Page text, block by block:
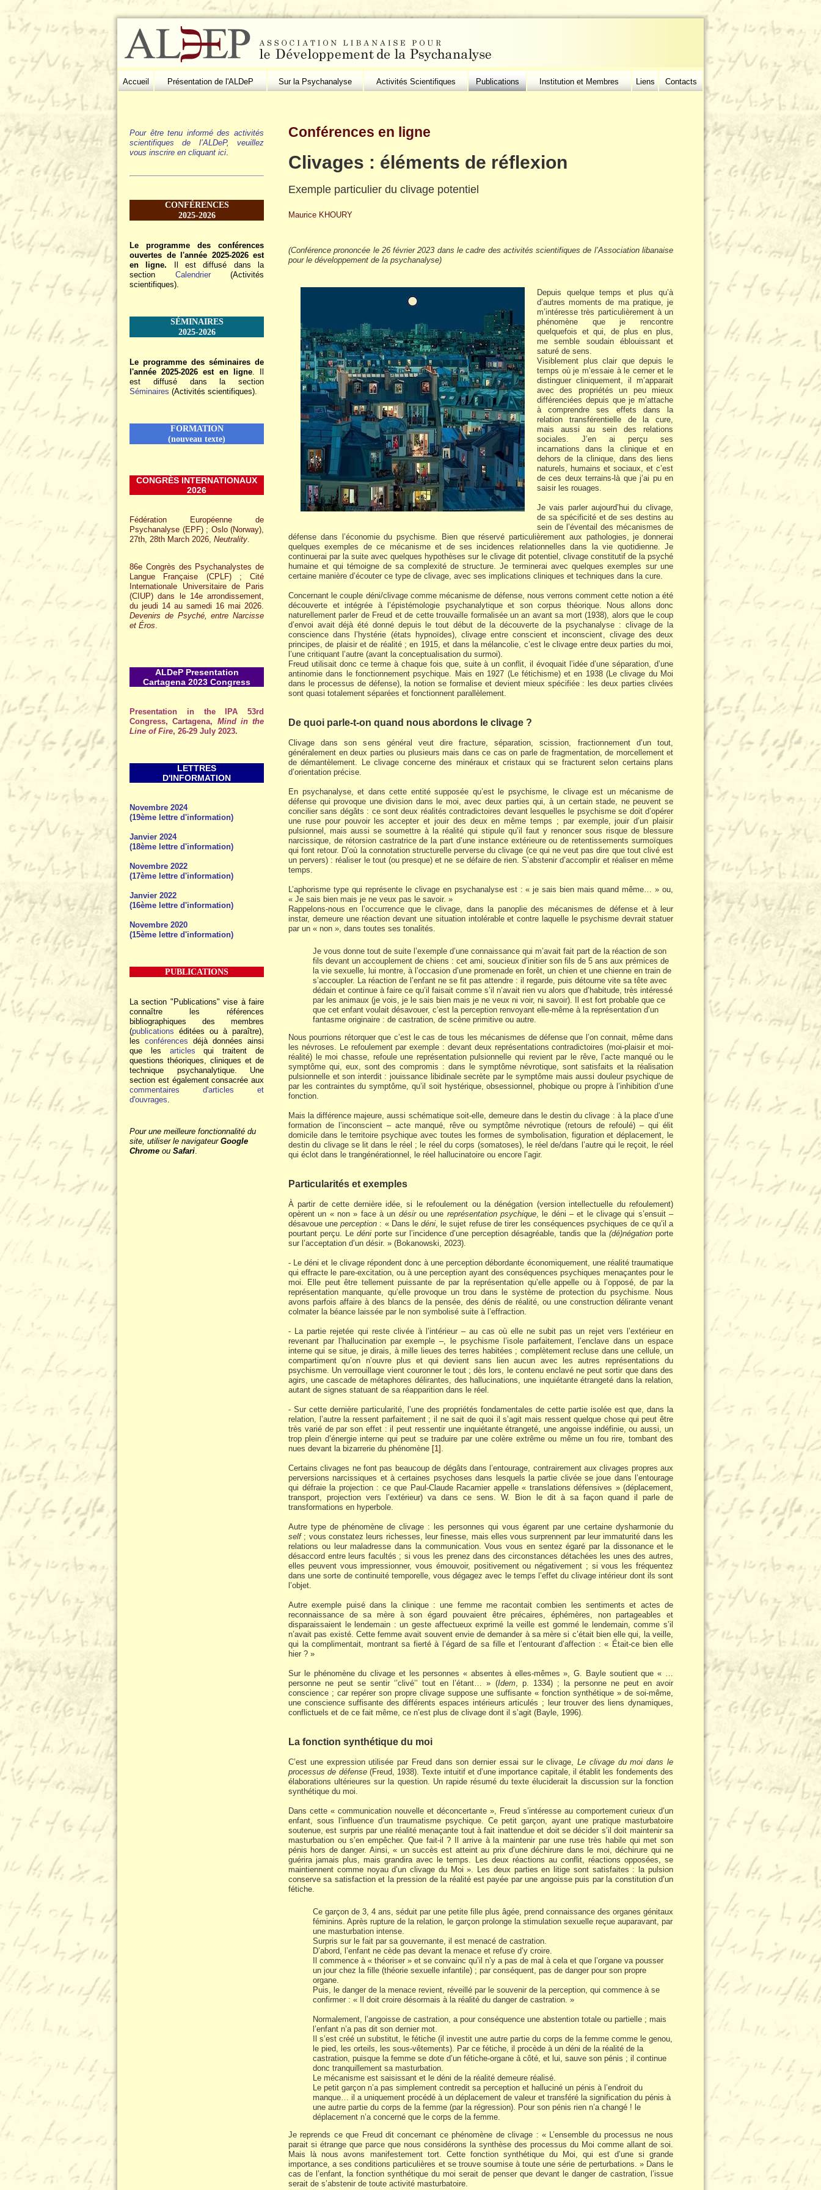
Accueil Présentation de l'ALDeP Sur la Psychanalyse Activités Scientifiques Publications Institution et Membres Liens Contacts
Pour être tenu informé des activités
scientifiques de l’ALDeP, veuillez
vous inscrire en cliquant ici.
CONFÉRENCES
2025-2026
Le programme des conférences
ouvertes de l'année 2025-2026 est
en ligne. Il est diffusé dans la
section Calendrier(Activités
scientifiques).
SÉMINAIRES
2025-2026
Le programme des séminaires de
l'année 2025-2026 est en ligne. Il
est diffusé dans la section
Séminaires (Activités scientifiques).
FORMATION
(nouveau texte)
CONGRÈS INTERNATIONAUX
2026
Fédération Européenne de
Psychanalyse (EPF) ; Oslo (Norway),
27th, 28th March 2026, Neutrality
86e Congrès des Psychanalystes de
Langue Française (CPLF) ; Cité
Internationale Universitaire de Paris
(CIUP) dans le 14e arrondissement,
du jeudi 14 au samedi 16 mai 2026.
Devenirs de Psyché, entre Narcisse
et Éros
ALDeP Presentation
Cartagena 2023 Congress
Presentation in the IPA 53rd
Congress, Cartagena, Mind in the
Line of Fire, 26-29 July 2023.
LETTRES
D'INFORMATION
Novembre 2024
(19ème lettre d'information)
Janvier 2024
(18ème lettre d'information)
Novembre 2022
(17ème lettre d'information)
Janvier 2022
(16ème lettre d'information)
Novembre 2020
(15ème lettre d'information)
PUBLICATIONS
La section "Publications" vise à faire
connaître les références
bibliographiques des membres
(publications éditées ou à paraître),
les conférences déjà données ainsi
que les articles qui traitent de
questions théoriques, cliniques et de
technique psychanalytique. Une
section est également consacrée aux
commentaires d'articles et
d'ouvrages
Pour une meilleure fonctionnalité du
site, utiliser le navigateur Google
Chrome ou Safari
Conférences en ligne
Clivages : éléments de réflexion
Exemple particulier du clivage potentiel
Maurice KHOURY
(Conférence prononcée le 26 février 2023 dans le cadre des activités scientifiques de l’Association libanaise
pour le développement de la psychanalyse)
Depuis quelque temps et plus qu’à
d’autres moments de ma pratique, je
m’intéresse très particulièrement à un
phénomène que je rencontre
quelquefois et qui, de plus en plus,
me semble soudain éblouissant et
saturé de sens.
Visiblement plus clair que depuis le
temps où je m’essaie à le cerner et le
distinguer cliniquement, il m’apparait
avec des propriétés un peu mieux
différenciées depuis que je m’attache
à comprendre ses effets dans la
relation transférentielle de la cure,
mais aussi au sein des relations
sociales. J’en ai perçu ses
incarnations dans la clinique et en
dehors de la clinique, dans des liens
naturels, humains et sociaux, et c’est
de ces deux terrains-là que j’ai pu en
saisir les rouages.
Je vais parler aujourd’hui du clivage,
de sa spécificité et de ses destins au
sein de l’éventail des mécanismes de
défense dans l’économie du psychisme. Bien que réservé particulièrement aux pathologies, je donnerai
quelques exemples de ce mécanisme et de ses incidences relationnelles dans la vie quotidienne. Je
continuerai par la suite avec quelques hypothèses sur le clivage dit potentiel, clivage constitutif de la psyché
humaine et qui témoigne de sa complexité de structure. Je terminerai avec quelques exemples sur une
certaine manière d’écouter ce type de clivage, avec ses implications cliniques et techniques dans la cure.
Concernant le couple déni/clivage comme mécanisme de défense, nous verrons comment cette notion a été
découverte et intégrée à l’épistémologie psychanalytique et son corpus théorique. Nous allons donc
naturellement parler de Freud et de cette trouvaille formalisée un an avant sa mort (1938), alors que le coup
d’envoi avait déjà été donné depuis le tout début de la découverte de la psychanalyse : clivage de la
conscience dans l’hystérie (états hypnoïdes), clivage entre conscient et inconscient, clivage des deux
principes, de plaisir et de réalité ; en 1915, et dans la mélancolie, c’est le clivage entre deux parties du moi,
l’une critiquant l’autre (avant la conceptualisation du surmoi).
Freud utilisait donc ce terme à chaque fois que, suite à un conflit, il évoquait l’idée d’une séparation, d’une
antinomie dans le fonctionnement psychique. Mais en 1927 (Le fétichisme) et en 1938 (Le clivage du Moi
dans le processus de défense), la notion se formalise et devient mieux spécifiée : les deux parties clivées
sont quasi totalement séparées et fonctionnent parallèlement.
De quoi parle-t-on quand nous abordons le clivage ?
Clivage dans son sens général veut dire fracture, séparation, scission, fractionnement d’un tout,
généralement en deux parties ou plusieurs mais dans ce cas on parle de fragmentation, de morcellement et
de démantèlement. Le clivage concerne des minéraux et cristaux qui se fracturent selon certains plans
d’orientation précise.
En psychanalyse, et dans cette entité supposée qu’est le psychisme, le clivage est un mécanisme de
défense qui provoque une division dans le moi, avec deux parties qui, à un certain stade, ne peuvent se
concilier sans dégâts : ce sont deux réalités contradictoires devant lesquelles le psychisme se doit d’opérer
une ruse pour pouvoir les accepter et jouir des deux en même temps ; par exemple, jouir d’un plaisir
pulsionnel, mais aussi se soumettre à la réalité qui stipule qu’il faut y renoncer sous risque de blessure
narcissique, de rétorsion castratrice de la part d’une instance extérieure ou de retentissements surmoïques
qui font retour. D’où la connotation structurelle perverse du clivage (ce qui ne veut pas dire que tout clivé est
un pervers) : réaliser le tout (ou presque) et ne se défaire de rien. S’abstenir d’accomplir et réaliser en même
temps.
L’aphorisme type qui représente le clivage en psychanalyse est : « je sais bien mais quand même… » ou,
« Je sais bien mais je ne veux pas le savoir. »
Rappelons-nous en l’occurrence que le clivage, dans la panoplie des mécanismes de défense et à leur
instar, demeure une réaction devant une situation intolérable et contre laquelle le psychisme devrait statuer
par un « non », dans toutes ses tonalités.
Je vous donne tout de suite l’exemple d’une connaissance qui m’avait fait part de la réaction de son
fils devant un accouplement de chiens : cet ami, soucieux d’initier son fils de 5 ans aux prémices de
la vie sexuelle, lui montre, à l’occasion d’une promenade en forêt, un chien et une chienne en train de
s’accoupler. La réaction de l’enfant ne se fit pas attendre : il regarde, puis détourne vite sa tête avec
dédain et continue à faire ce qu’il faisait comme s’il n’avait rien vu alors que d’habitude, très intéressé
par les animaux (je vois, je le sais bien mais je ne veux ni voir, ni savoir). Il est fort probable que ce
que cet enfant voulait désavouer, c’est la perception renvoyant elle-même à la représentation d’un
fantasme originaire : de castration, de scène primitive ou autre.
Nous pourrions rétorquer que c’est le cas de tous les mécanismes de défense que l’on connait, même dans
les névroses. Le refoulement par exemple : devant deux représentations contradictoires (moi-plaisir et moi-
réalité) le moi chasse, refoule une représentation pulsionnelle qui revient par le rêve, l’acte manqué ou le
symptôme qui, eux, sont des compromis : dans le symptôme névrotique, sont satisfaits et la réalisation
pulsionnelle et son interdit : jouissance libidinale secrète par le symptôme mais aussi douleur psychique de
par les contraintes du symptôme, qu’il soit hystérique, obsessionnel, phobique ou propre à l’inhibition d’une
fonction.
Mais la différence majeure, aussi schématique soit-elle, demeure dans le destin du clivage : à la place d’une
formation de l’inconscient – acte manqué, rêve ou symptôme névrotique (retours de refoulé) – qui élit
domicile dans le territoire psychique avec toutes les formes de symbolisation, figuration et déplacement, le
destin du clivage se lit dans le réel ; le réel du corps (somatoses), le réel de/dans l’autre qui le reçoit, le réel
qui éclot dans le trangénérationnel, le réel hallucinatoire ou encore l’agir.
Particularités et exemples
À partir de cette dernière idée, si le refoulement ou la dénégation (version intellectuelle du refoulement)
opèrent un « non » face à un désirou une représentation psychique, le déni – et le clivage qui s’ensuit –
désavoue uneperception : « Dans ledéni, le sujet refuse de tirer les conséquences psychiques de ce qu’il a
pourtant perçu. Le déni porte sur l’incidence d’une perception désagréable, tandis que la (dé)négation porte
sur l’acceptation d’un désir. » (Bokanowski, 2023).
- Le déni et le clivage répondent donc à une perception débordante économiquement, une réalité traumatique
qui effracte le pare-excitation, ou à une perception ayant des conséquences psychiques menaçantes pour le
moi. Elle peut être tellement puissante de par la représentation qu’elle appelle ou à l’opposé, de par la
représentation manquante, qu’elle provoque un trou dans le système de protection du psychisme. Nous
avons parfois affaire à des blancs de la pensée, des dénis de réalité, ou une construction délirante venant
colmater la béance laissée par le non symbolisé suite à l’effraction.
- La partie rejetée qui reste clivée à l’intérieur – au cas où elle ne subit pas un rejet vers l’extérieur en
revenant par l’hallucination par exemple –, le psychisme l’isole parfaitement, l’enclave dans un espace
interne qui se situe, je dirais, à mille lieues des terres habitées ; complètement recluse dans une cellule, un
compartiment qu’on n’ouvre plus et qui devient sans lien aucun avec les autres représentations du
psychisme. Un verrouillage vient couronner le tout ; dès lors, le contenu enclavé ne peut sortir que dans des
agirs, une cascade de métaphores délirantes, des hallucinations, une inquiétante étrangeté dans la relation,
autant de signes statuant de sa réapparition dans le réel.
- Sur cette dernière particularité, l’une des propriétés fondamentales de cette partie isolée est que, dans la
relation, l’autre la ressent parfaitement ; il ne sait de quoi il s’agit mais ressent quelque chose qui peut être
très varié de par son effet : il peut ressentir une inquiétante étrangeté, une angoisse indéfinie, ou aussi, un
trop plein d’énergie interne qui peut se traduire par une colère extrême ou même un fou rire, tombant des
nues devant la bizarrerie du phénomène [1] .
Certains clivages ne font pas beaucoup de dégâts dans l’entourage, contrairement aux clivages propres aux
perversions narcissiques et à certaines psychoses dans lesquels la partie clivée se joue dans l’entourage
qui défraie la projection : ce que Paul-Claude Racamier appelle « translations défensives » (déplacement,
transport, projection vers l’extérieur) va dans ce sens. W. Bion le dit à sa façon quand il parle de
transformations en hyperbole.
Autre type de phénomène de clivage : les personnes qui vous égarent par une certaine dysharmonie du
self; vous constatez leurs richesses, leur finesse, mais elles vous surprennent par leur immaturité dans les
relations ou leur maladresse dans la communication. Vous vous en sentez égaré par la dissonance et le
désaccord entre leurs facultés ; si vous les prenez dans des circonstances détachées les unes des autres,
elles peuvent vous impressionner, vous émouvoir, positivement ou négativement ; si vous les fréquentez
dans une sorte de continuité temporelle, vous dégagez avec le temps l’effet du clivage intérieur dont ils sont
l’objet.
Autre exemple puisé dans la clinique : une femme me racontait combien les sentiments et actes de
reconnaissance de sa mère à son égard pouvaient être précaires, éphémères, non partageables et
disparaissaient le lendemain : un geste affectueux exprimé la veille est gommé le lendemain, comme s’il
n’avait pas existé. Cette femme avait souvent envie de demander à sa mère si c’était bien elle qui, la veille,
qui la complimentait, montrant sa fierté à l’égard de sa fille et l’entourant d’affection : « Était-ce bien elle
hier ? »
Sur le phénomène du clivage et les personnes « absentes à elles-mêmes », G. Bayle soutient que « …
personne ne peut se sentir ‘’clivé’’ tout en l’étant… » (Idem, p. 1334) ; la personne ne peut en avoir
conscience ; car repérer son propre clivage suppose une suffisante « fonction synthétique » de soi-même,
une conscience suffisante des différents espaces intérieurs articulés ; leur trouver des liens dynamiques,
conflictuels et de ce fait même, ce n’est plus de clivage dont il s’agit (Bayle, 1996).
La fonction synthétique du moi
C’est une expression utilisée par Freud dans son dernier essai sur le clivage,Le clivage du moi dans le
processus de défense(Freud, 1938). Texte intuitif et d’une importance capitale, il établit les fondements des
élaborations ultérieures sur la question. Un rapide résumé du texte éluciderait la discussion sur la fonction
synthétique du moi.
Dans cette « communication nouvelle et déconcertante », Freud s’intéresse au comportement curieux d’un
enfant, sous l’influence d’un traumatisme psychique. Ce petit garçon, ayant une pratique masturbatoire
soutenue, est surpris par une réalité menaçante tout à fait inattendue et doit se décider s’il doit maintenir sa
masturbation ou s’en empêcher. Que fait-il ? Il arrive à la maintenir par une ruse très habile qui met son
pénis hors de danger. Ainsi, « un succès est atteint au prix d’une déchirure dans le moi, déchirure qui ne
guérira jamais plus, mais grandira avec le temps. Les deux réactions au conflit, réactions opposées, se
maintiennent comme noyau d’un clivage du Moi ». Les deux parties en litige sont satisfaites : la pulsion
conserve sa satisfaction et la pression de la réalité est payée par une angoisse puis par la constitution d’un
fétiche.
Ce garçon de 3, 4 ans, séduit par une petite fille plus âgée, prend connaissance des organes génitaux
féminins. Après rupture de la relation, le garçon prolonge la stimulation sexuelle reçue auparavant, par
une masturbation intense.
Surpris sur le fait par sa gouvernante, il est menacé de castration.
D’abord, l’enfant ne cède pas devant la menace et refuse d’y croire.
Il commence à « théoriser » et se convainc qu’il n’y a pas de mal à cela et que l’organe va pousser
un jour chez la fille (théorie sexuelle infantile) ; par conséquent, pas de danger pour son propre
organe.
Puis, le danger de la menace revient, réveillé par le souvenir de la perception, qui commence à se
confirmer : « Il doit croire désormais à la réalité du danger de castration. »
Normalement, l’angoisse de castration, a pour conséquence une abstention totale ou partielle ; mais
l’enfant n’a pas dit son dernier mot.
Il s’est créé un substitut, le fétiche (il investit une autre partie du corps de la femme comme le genou,
le pied, les orteils, les sous-vêtements). Par ce fétiche, il procède à un déni de la réalité de la
castration, puisque la femme se dote d’un fétiche-organe à côté, et lui, sauve son pénis ; il continue
donc tranquillement sa masturbation.
Le mécanisme est saisissant et le déni de la réalité demeure réalisé.
Le petit garçon n’a pas simplement contredit sa perception et halluciné un pénis à l’endroit du
manque… il a uniquement procédé à un déplacement de valeur et transféré la signification du pénis à
une autre partie du corps de la femme (par la régression). Pour son pénis rien n’a changé ! le
déplacement n’a concerné que le corps de la femme.
Je reprends ce que Freud dit concernant ce phénomène de clivage : « L’ensemble du processus ne nous
parait si étrange que parce que nous considérons la synthèse des processus du Moi comme allant de soi.
Mais là nous avons manifestement tort. Cette fonction synthétique du Moi, qui est d’une si grande
importance, a ses conditions particulières et se trouve soumise à toute une série de perturbations. » Dans le
cas de l’enfant, la fonction synthétique du moi serait de penser que devant le danger de castration, l’issue
serait de s’abstenir de toute activité masturbatoire.